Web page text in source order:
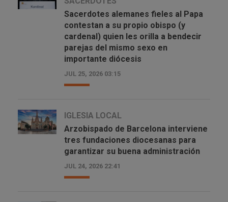
Sacerdotes alemanes fieles al Papa
contestan a su propio obispo (y
cardenal) quien les orilla a bendecir
parejas del mismo sexo en
importante diócesis
JUL 25, 2026 03:15
IGLESIA LOCAL
Arzobispado de Barcelona interviene
tres fundaciones diocesanas para
garantizar su buena administración
JUL 24, 2026 22:41